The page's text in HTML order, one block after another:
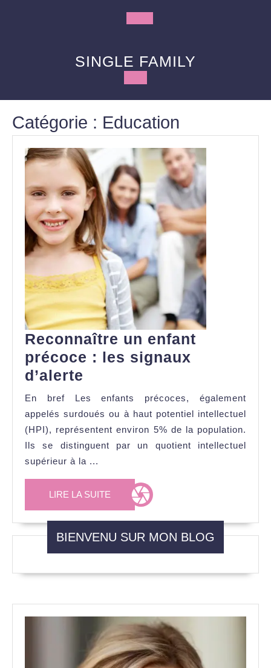
Open
Button
SINGLE FAMILY
Catégorie : Education
Reconnaître un enfant
précoce : les signaux
d’alerte
un
enfant
précoce
:
les
signaux
d’alerte
En bref Les enfants précoces, également
appelés surdoués ou à haut potentiel intellectuel
(HPI), représentent environ 5% de la population.
Ils se distinguent par un quotient intellectuel
supérieur à la ...
LIRE LA SUITE
SUITE
BIENVENU SUR MON BLOG